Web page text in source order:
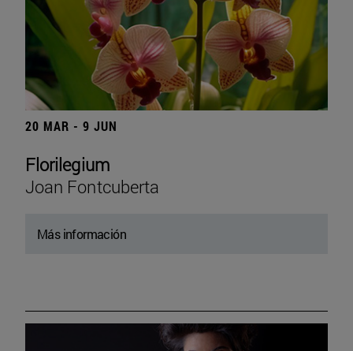
20 MAR - 9 JUN
Florilegium
Joan Fontcuberta
Más información